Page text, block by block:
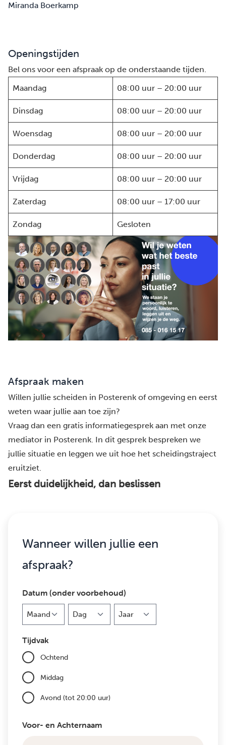
Miranda Boerkamp
Openingstijden
Bel ons voor een afspraak op de onderstaande tijden.
Maandag
08:00 uur – 20:00 uur
Dinsdag 08:00 uur – 20:00 uur
Woensdag 08:00 uur – 20:00 uur
Donderdag 08:00 uur – 20:00 uur
Vrijdag 08:00 uur – 20:00 uur
Zaterdag 08:00 uur – 17:00 uur
Zondag Gesloten
Afspraak maken
Willen jullie scheiden in Posterenk of omgeving en eerst
weten waar jullie aan toe zijn?
Vraag dan een gratis informatiegesprek aan met onze
mediator in Posterenk. In dit gesprek bespreken we
jullie situatie en leggen we uit hoe het scheidingstraject
eruitziet.
Eerst duidelijkheid, dan beslissen
Wanneer willen jullie een
afspraak?
Datum (onder voorbehoud)
Tijdvak
Ochtend
Middag
Avond (tot 20:00 uur)
Voor- en Achternaam